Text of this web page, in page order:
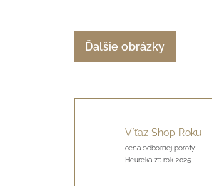
Ďalšie obrázky
Víťaz Shop Roku
cena odbornej poroty
Heureka za rok 2025